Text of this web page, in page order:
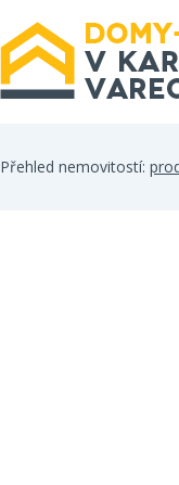
Přehled nemovitostí: